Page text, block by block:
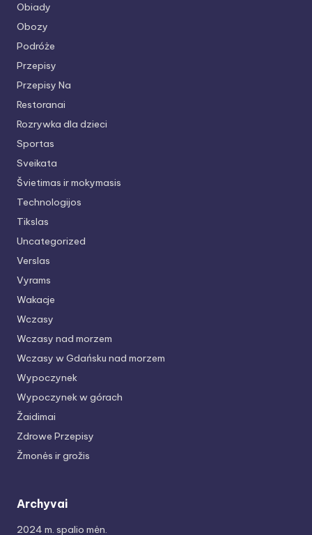
Obiady
Obozy
Podróże
Przepisy
Przepisy Na
Restoranai
Rozrywka dla dzieci
Sportas
Sveikata
Švietimas ir mokymasis
Technologijos
Tikslas
Uncategorized
Verslas
Vyrams
Wakacje
Wczasy
Wczasy nad morzem
Wczasy w Gdańsku nad morzem
Wypoczynek
Wypoczynek w górach
Žaidimai
Zdrowe Przepisy
Žmonės ir grožis
Archyvai
2024 m. spalio mėn.